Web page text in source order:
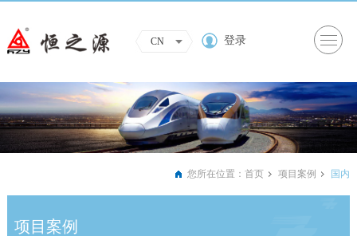
CN 登录
您所在位置：首页 项目案例 国内
项目案例